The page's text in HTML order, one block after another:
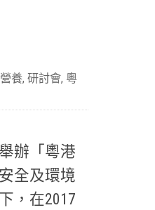
營養, 研討會, 粵
辦「粵港
全及環境
，在2017